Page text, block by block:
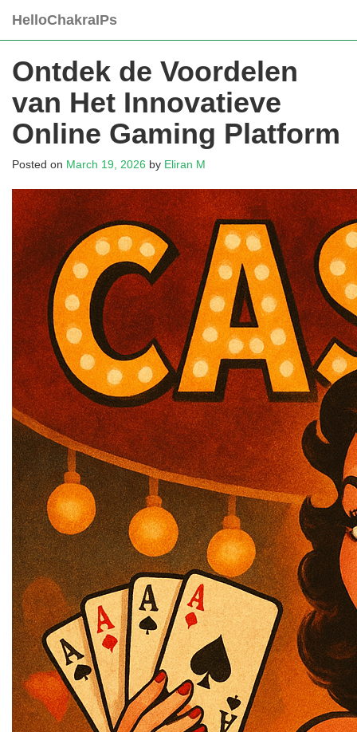
content
HelloChakraIPs
Ontdek de Voordelen
van Het Innovatieve
Online Gaming Platform
Posted on March 19, 2026 by Eliran M